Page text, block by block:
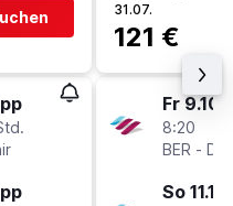
31.07.
121 €
Fr 9.10.
8:20
BER -
So 11.10.